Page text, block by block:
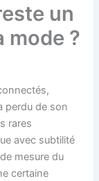
un
mode ?
perdu de son
rares
avec subtilité
mesure du
certaine